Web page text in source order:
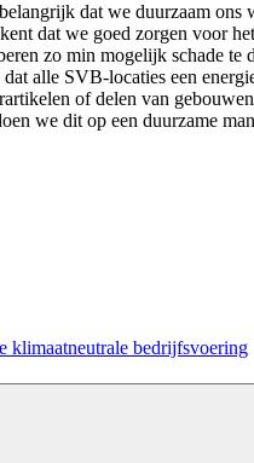
dat we duurzaam ons
dat we goed zorgen voor
zo min mogelijk schade te
alle SVB-locaties een
of delen van
we dit op een duurzame
klimaatneutrale bedrijfsvoering